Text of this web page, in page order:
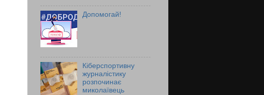
Допомогай!
Кіберспортивну
журналістику
розпочинає
миколаївець